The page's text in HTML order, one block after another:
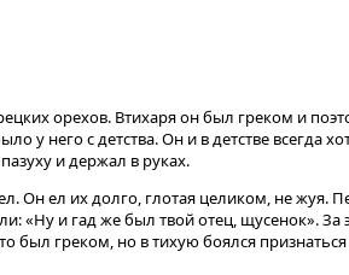
орехов. Втихаря он был греком и
у него с детства. Он и в детстве всегда
и держал в руках.
Он ел их долго, глотая целиком, не
«Ну и гад же был твой отец, щусенок».
был греком, но в тихую боялся